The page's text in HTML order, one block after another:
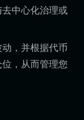
中心化治理或
，并根据代币
，从而管理您